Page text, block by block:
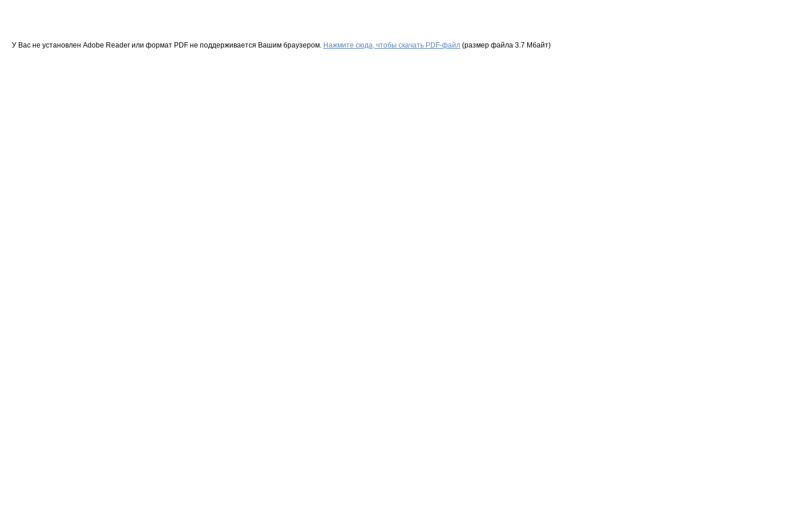
У Вас не установлен Adobe Reader или формат PDF не поддерживается Вашим браузером. Нажмите сюда, чтобы скачать PDF-файл (размер файла 3.7 Мбайт)